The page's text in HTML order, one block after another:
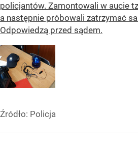
policjantów. Zamontowali w aucie
a następnie próbowali zatrzymać
Odpowiedzą przed sądem.
Źródło: Policja